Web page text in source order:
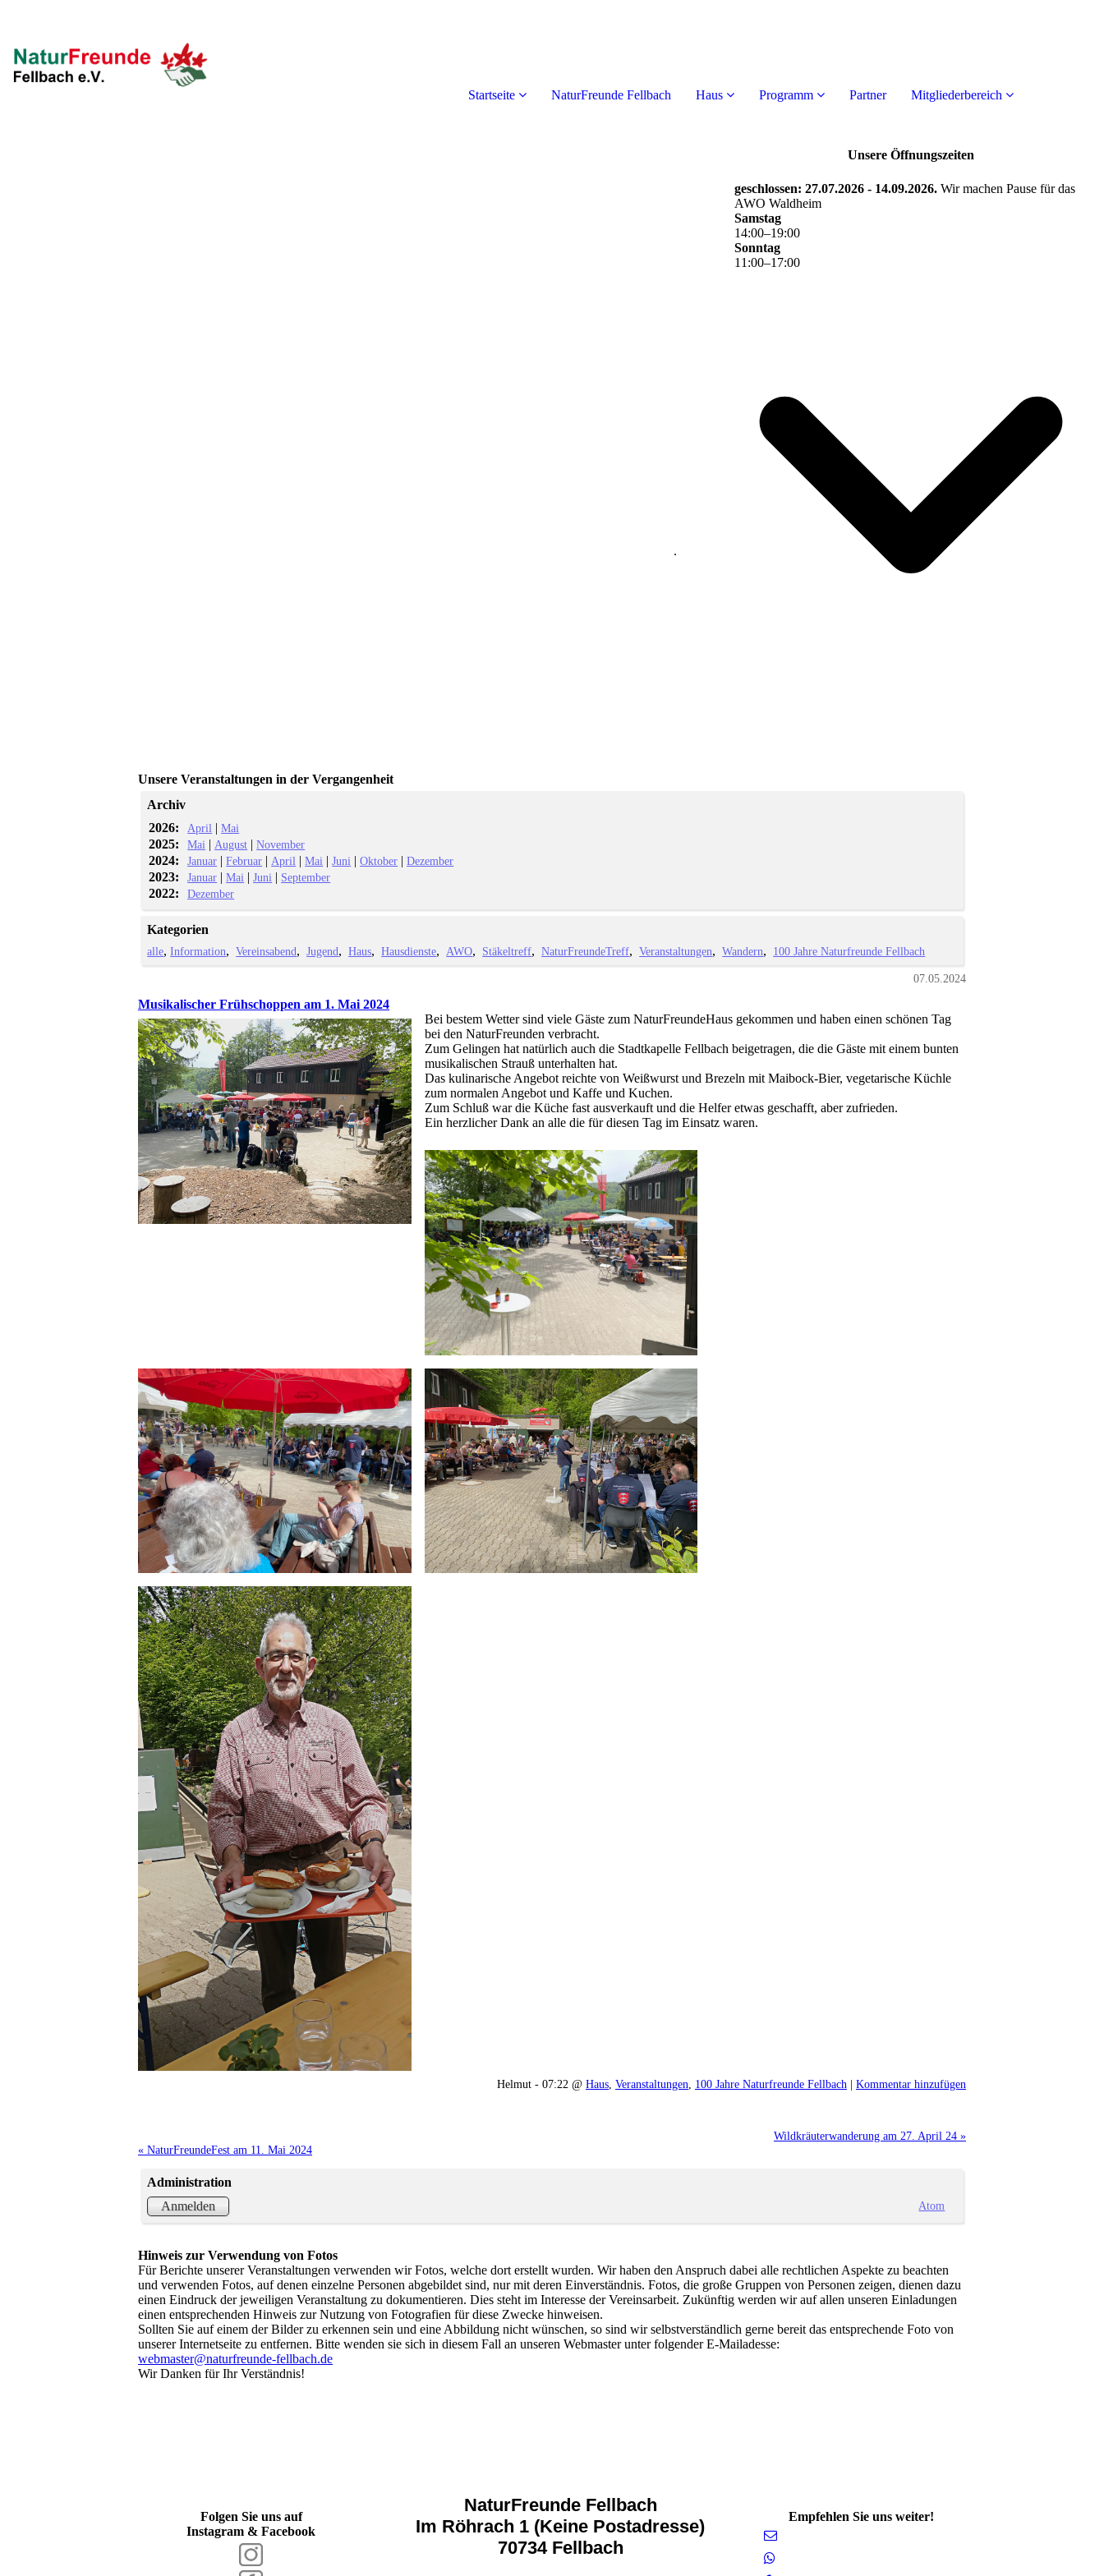
Startseite NaturFreunde Fellbach Haus Programm Partner Mitgliederbereich
.
Unsere Öffnungszeiten
geschlossen: 27.07.2026 - 14.09.2026. Wir machen Pause für das
AWO Waldheim
Samstag
14:00–19:00
Sonntag
11 :00–17:00
Unsere Veranstaltungen in der Vergangenheit
Archiv
2026:
April |Mai
2025: Mai | August |November
2024: Januar |Februar | April |Mai |Juni |Oktober |Dezember
2023: Januar |Mai |Juni | September
2022: Dezember
Kategorien
alle Information Vereinsabend Jugend Haus Hausdienste AWO Stäkeltreff NaturFreundeTreff Veranstaltungen Wandern 100 Jahre Naturfreunde Fellbach
07.05.2024
Musikalischer Frühschoppen am 1. Mai 2024
Bei bestem Wetter sind viele Gäste zum NaturFreundeHaus gekommen und haben einen schönen Tag
bei den NaturFreunden verbracht.
Zum Gelingen hat natürlich auch die Stadtkapelle Fellbach beigetragen, die die Gäste mit einem bunten
musikalischen Strauß unterhalten hat.
Das kulinarische Angebot reichte von Weißwurst und Brezeln mit Maibock-Bier, vegetarische Küchle
zum normalen Angebot und Kaffe und Kuchen.
Zum Schluß war die Küche fast ausverkauft und die Helfer etwas geschafft, aber zufrieden.
Ein herzlicher Dank an alle die für diesen Tag im Einsatz waren.
Helmut - 07:22 @ Haus Veranstaltungen 100 Jahre Naturfreunde Fellbach | Kommentar hinzufügen
Wildkräuterwanderung am 27. April 24 »
« NaturFreundeFest am 11. Mai 2024
Administration
Anmelden
Atom
Hinweis zur Verwendung von Fotos
Für Berichte unserer Veranstaltungen verwenden wir Fotos, welche dort erstellt wurden. Wir haben den Anspruch dabei alle rechtlichen Aspekte zu beachten
und verwenden Fotos, auf denen einzelne Personen abgebildet sind, nur mit deren Einverständnis. Fotos, die große Gruppen von Personen zeigen, dienen dazu
einen Eindruck der jeweiligen Veranstaltung zu dokumentieren. Dies steht im Interesse der Vereinsarbeit. Zukünftig werden wir auf allen unseren Einladungen
einen entsprechenden Hinweis zur Nutzung von Fotografien für diese Zwecke hinweisen.
Sollten Sie auf einem der Bilder zu erkennen sein und eine Abbildung nicht wünschen, so sind wir selbstverständlich gerne bereit das entsprechende Foto von
unserer Internetseite zu entfernen. Bitte wenden sie sich in diesem Fall an unseren Webmaster unter folgender E-Mailadesse:
webmaster@naturfreunde-fellbach.de
Wir Danken für Ihr Verständnis!
Folgen Sie uns auf
Instagram & Facebook
NaturFreunde Fellbach
Im Röhrach 1 (Keine Postadresse)
70734 Fellbach
Empfehlen Sie uns weiter!